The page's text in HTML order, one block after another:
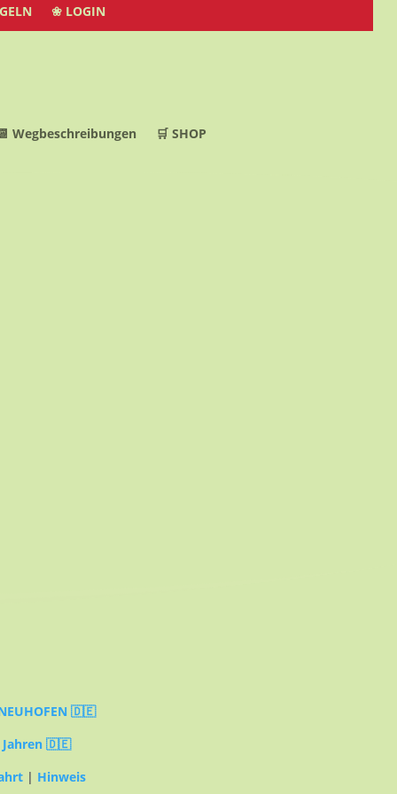
❀ LOGIN
Wegbeschreibungen 🛒 SHOP
🇩🇪
Jahren 🇩🇪
| Hinweis